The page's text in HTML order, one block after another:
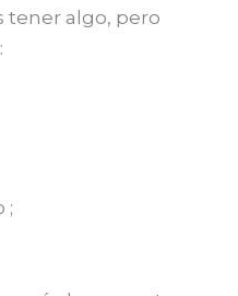
tener algo, pero
;